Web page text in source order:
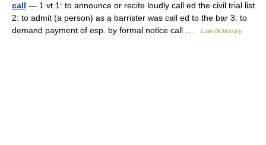
call — 1 vt 1: to announce or recite loudly call ed the civil trial list
2: to admit (a person) as a barrister was call ed to the bar 3: to
demand payment of esp. by formal notice call …
Law dictionary